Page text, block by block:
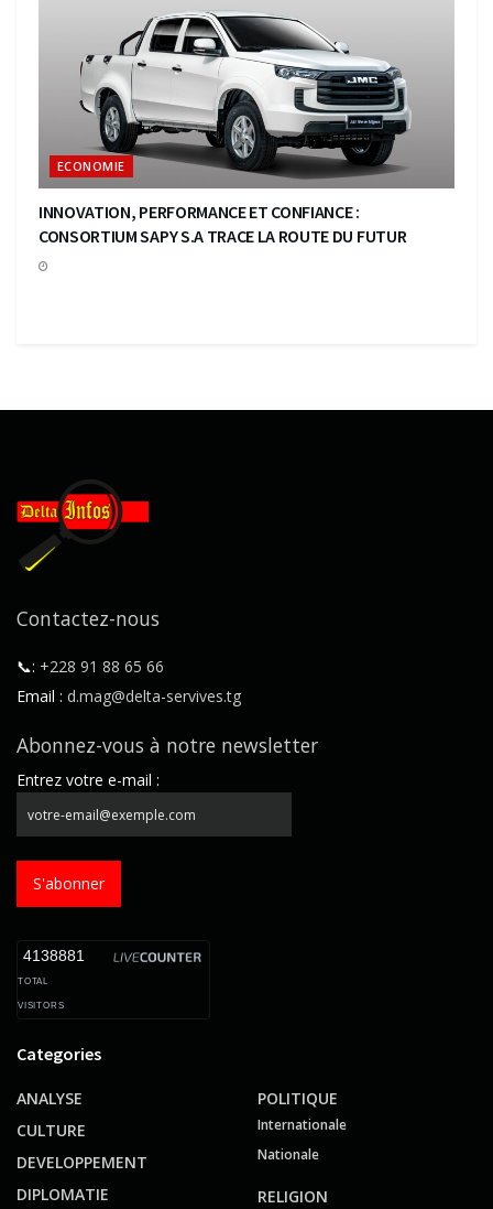
ECONOMIE
INNOVATION, PERFORMANCE ET CONFIANCE :
CONSORTIUM SAPY S.A TRACE LA ROUTE DU FUTUR
Contactez-nous
📞: +228 91 88 65 66
Email : d.mag@delta-servives.tg
Abonnez-vous à notre newsletter
Entrez votre e-mail :
S'abonner
4138881
TOTAL
VISITORS
Categories
ANALYSE
CULTURE
DEVELOPPEMENT
DIPLOMATIE
POLITIQUE
Internationale
Nationale
RELIGION